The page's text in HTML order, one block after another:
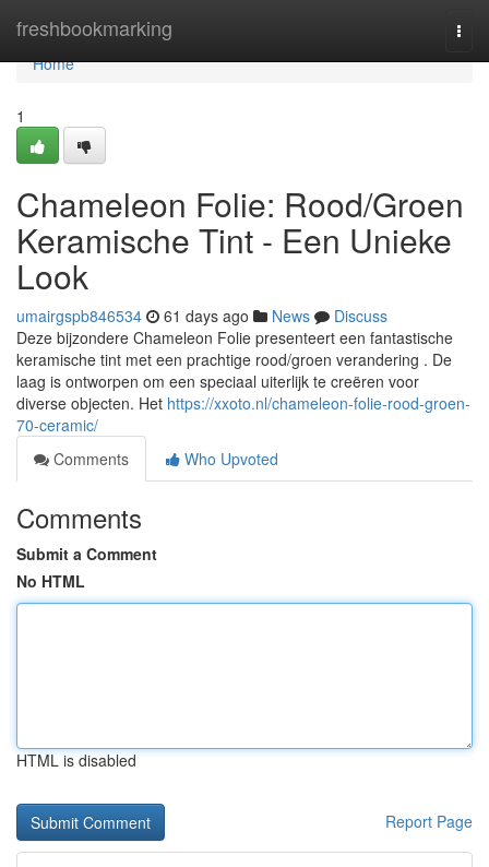
freshbookmarking
Home
Home
1
Chameleon Folie: Rood/Groen
Keramische Tint - Een Unieke
Look
umairgspb846534 61 days ago News
Discuss
Deze bijzondere Chameleon Folie presenteert een fantastische
keramische tint met een prachtige rood/groen verandering . De
laag is ontworpen om een speciaal uiterlijk te creëren voor
diverse objecten. Het https://xxoto.nl/chameleon-folie-rood-groen-
70-ceramic/
Comments
Who Upvoted
Comments
Submit a Comment
No HTML
HTML is disabled
Report Page